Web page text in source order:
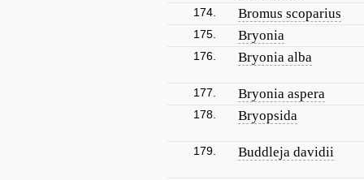
174. Bromus scoparius
175. Bryonia
176. Bryonia alba
177. Bryonia aspera
178. Bryopsida
179. Buddleja davidii